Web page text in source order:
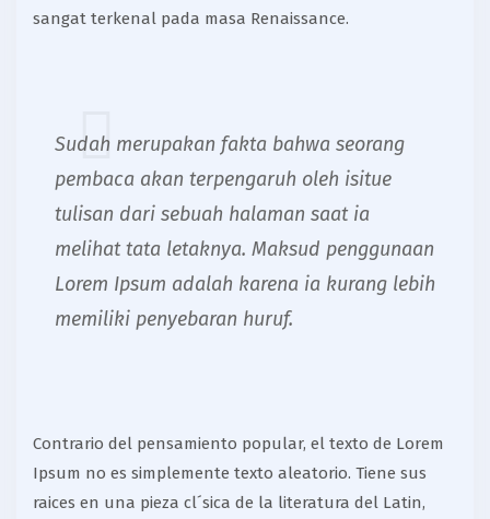
sangat terkenal pada masa Renaissance.
Sudah merupakan fakta bahwa seorang
pembaca akan terpengaruh oleh isitue
tulisan dari sebuah halaman saat ia
melihat tata letaknya. Maksud penggunaan
Lorem Ipsum adalah karena ia kurang lebih
memiliki penyebaran huruf.
Contrario del pensamiento popular, el texto de Lorem
Ipsum no es simplemente texto aleatorio. Tiene sus
raices en una pieza cl´sica de la literatura del Latin,